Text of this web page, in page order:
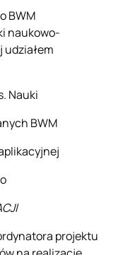
BWM
naukowo-
Nauki
BWM
projektu